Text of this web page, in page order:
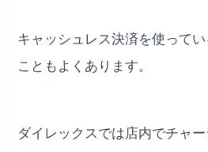
キャッシュレス決済を使って
こともよくあります。
ダイレックスでは店内でチャー